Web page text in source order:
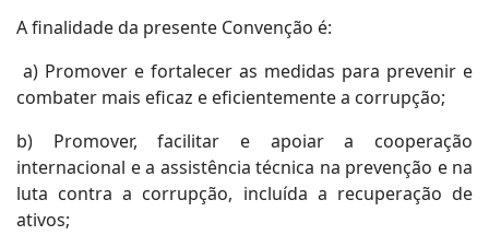
A finalidade da presente Convenção é:
a) Promover e fortalecer as medidas para prevenir e
combater mais eficaz e eficientemente a corrupção;
b) Promover, facilitar e apoiar a cooperação
internacional e a assistência técnica na prevenção e na
luta contra a corrupção, incluída a recuperação de
ativos;